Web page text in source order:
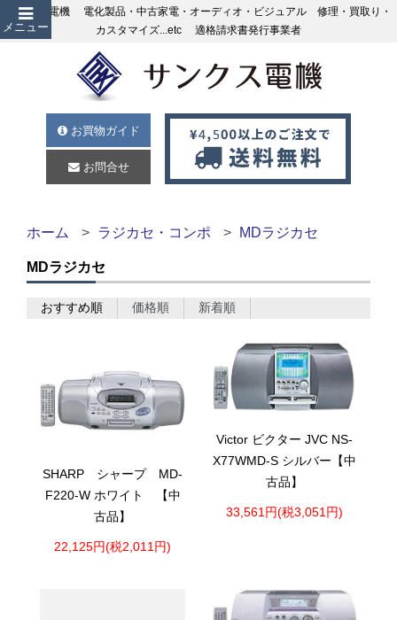
メニュー
サンクス電機 電化製品・中古家電・オーディオ・ビジュアル 修理・買取り・
カスタマイズ...etc 適格請求書発行事業者
お買物ガイド
お問合せ
ホーム ラジカセ・コンポ MDラジカセ
MDラジカセ
おすすめ順 価格順 新着順
SHARP シャープ MD-
F220-W ホワイト 【中
古品】
22,125円(税2,011円)
Victor ビクター JVC NS-
X77WMD-S シルバー【中
古品】
33,561円(税3,051円)